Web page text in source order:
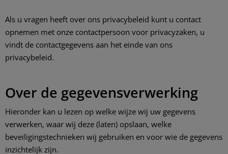
Als u vragen heeft over ons privacybeleid kunt u contact
opnemen met onze contactpersoon voor privacyzaken, u
vindt de contactgegevens aan het einde van ons
privacybeleid.
Over de gegevensverwerking
Hieronder kan u lezen op welke wijze wij uw gegevens
verwerken, waar wij deze (laten) opslaan, welke
beveiligingstechnieken wij gebruiken en voor wie de gegevens
inzichtelijk zijn.